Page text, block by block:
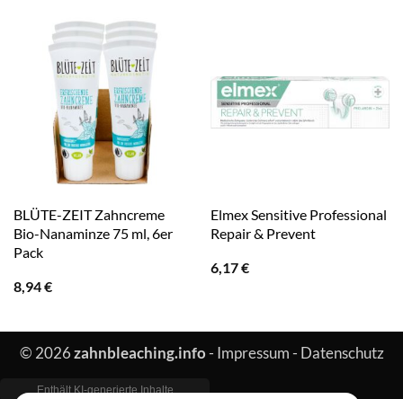
BLÜTE-ZEIT Zahncreme
Bio-Nanaminze 75 ml, 6er
Pack
8,94€
Elmex Sensitive Professional
Repair & Prevent
6,17€
© 2026zahnbleaching.info- Impressum- Datenschutz